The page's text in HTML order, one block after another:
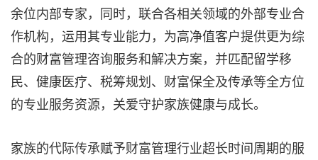
余位内部专家，同时，联合各相关领域的外部专业合
作机构，运用其专业能力，为高净值客户提供更为综
合的财富管理咨询服务和解决方案，并匹配留学移
民、健康医疗、税筹规划、财富保全及传承等全方位
的专业服务资源，关爱守护家族健康与成长。
家族的代际传承赋予财富管理行业超长时间周期的服